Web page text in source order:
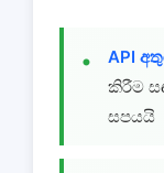
API
කිරීම
සපයයි